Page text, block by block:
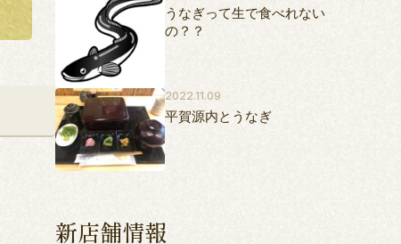
うなぎって生で食べれない
の？？
2022.11.09
平賀源内とうなぎ
新店舗情報